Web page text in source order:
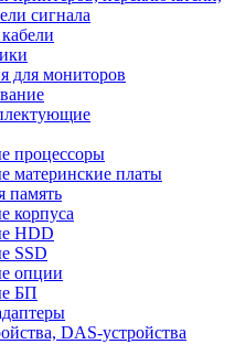
сигнала
для мониторов
процессоры
материнские платы
память
корпуса
HDD
SSD
опции
БП
DAS-устройства